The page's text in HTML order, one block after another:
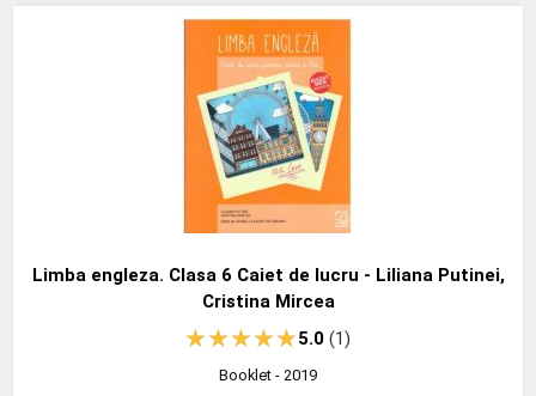
Limba engleza. Clasa 6 Caiet de lucru - Liliana Putinei,
Cristina Mircea
5.0(1)
Booklet - 2019